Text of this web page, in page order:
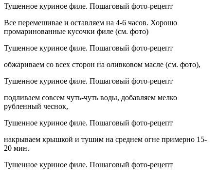
Тушенное куриное филе. Пошаговый фото-рецепт
Все перемешивае и оставляем на 4-6 часов. Хорошо
промаринованные кусочки филе (см. фото)
Тушенное куриное филе. Пошаговый фото-рецепт
обжариваем со всех сторон на оливковом масле (см. фото),
Тушенное куриное филе. Пошаговый фото-рецепт
подливаем совсем чуть-чуть воды, добавляем мелко
рубленный чеснок,
Тушенное куриное филе. Пошаговый фото-рецепт
накрываем крышкой и тушим на среднем огне примерно 15-
20 мин.
Тушенное куриное филе. Пошаговый фото-рецепт